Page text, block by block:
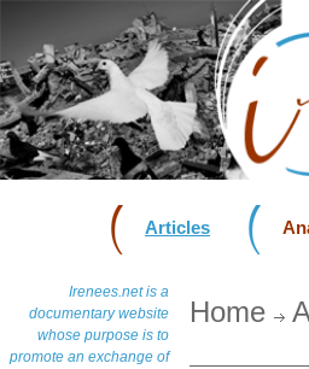
Articles
Irenees.net is a
documentary website
whose purpose is to
promote an exchange of
Home